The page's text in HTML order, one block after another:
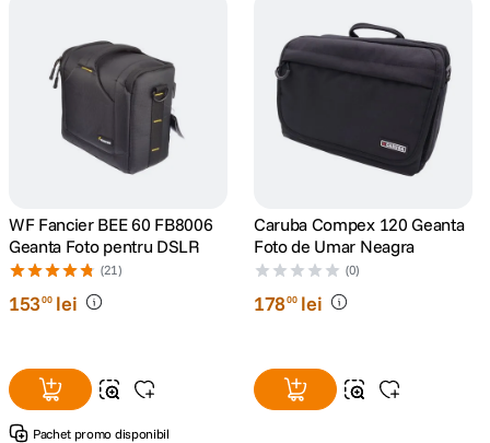
lavaliera
. sony fx
card memorie
10 dji osmo
WF Fancier BEE 60 FB8006
Geanta Foto pentru DSLR
(21)
15300 lei
Pachet promo disponibil
Caruba Compex 120 Geanta
Foto de Umar Neagra
(0)
17800 lei